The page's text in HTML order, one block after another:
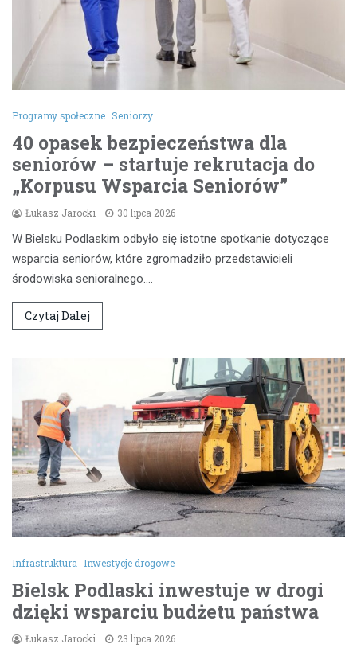
Programy społeczne Seniorzy
40 opasek bezpieczeństwa dla
seniorów – startuje rekrutacja do
„Korpusu Wsparcia Seniorów”
Łukasz Jarocki 30 lipca 2026
W Bielsku Podlaskim odbyło się istotne spotkanie dotyczące
wsparcia seniorów, które zgromadziło przedstawicieli
środowiska senioralnego.…
Czytaj Dalej
Infrastruktura Inwestycje drogowe
Bielsk Podlaski inwestuje w drogi
dzięki wsparciu budżetu państwa
Łukasz Jarocki 23 lipca 2026